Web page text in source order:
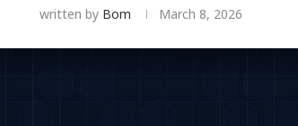
written by Bom March 8, 2026